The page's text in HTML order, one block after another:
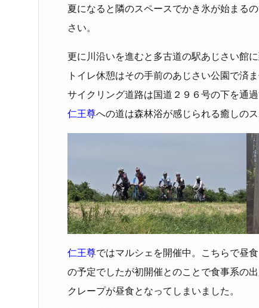
夏になると隣のスペースでかき氷が始まる
さい。
更に川沿いを進むと多古道の駅あじさい館に
トイレ休憩はその手前のあじさい公園で済
サイクリング道路は国道２９６号の下を通
仁王尊への道は森林浴が感じられる癒しのス
仁王尊ではマルシェを開催中。こちらで昼食
の予定でしたが初開催とのことで食事系の出
クレープが昼食となってしまいました。